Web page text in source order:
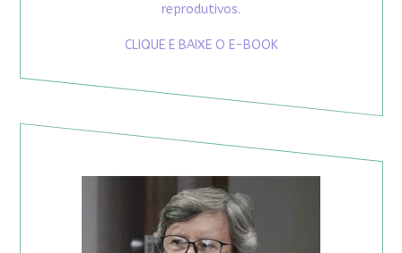
reprodutivos.
CLIQUE E BAIXE O E-BOOK